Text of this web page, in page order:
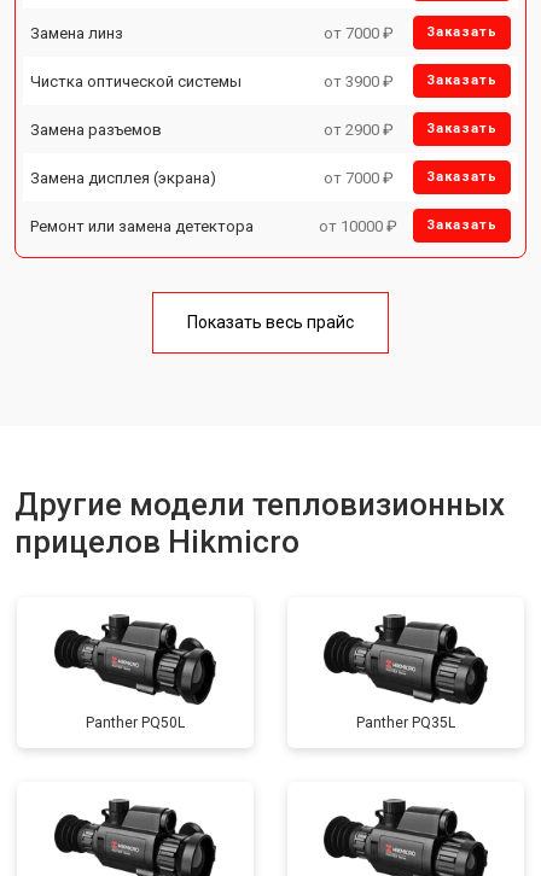
Замена линз от 7000 ₽ Заказать
Чистка оптической системы от 3900 ₽ Заказать
Замена разъемов от 2900 ₽ Заказать
Замена дисплея (экрана) от 7000 ₽ Заказать
Ремонт или замена детектора от 10000 ₽ Заказать
Показать весь прайс
Другие модели тепловизионных
прицелов Hikmicro
Panther PQ50L Panther PQ35L